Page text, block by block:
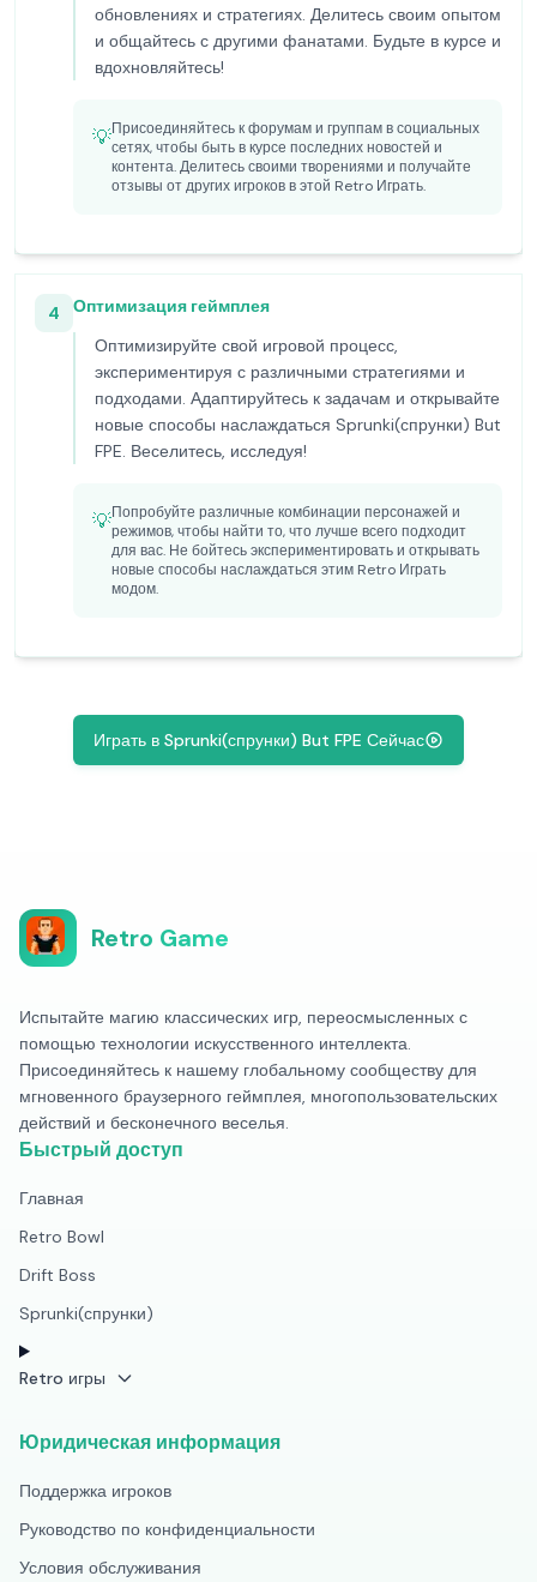
обновлениях и стратегиях. Делитесь своим опытом
и общайтесь с другими фанатами. Будьте в курсе и
вдохновляйтесь!
💡Присоединяйтесь к форумам и группам в социальных
сетях, чтобы быть в курсе последних новостей и
контента. Делитесь своими творениями и получайте
отзывы от других игроков в этой Retro Играть.
4
Оптимизация геймплея
Оптимизируйте свой игровой процесс,
экспериментируя с различными стратегиями и
подходами. Адаптируйтесь к задачам и открывайте
новые способы наслаждаться Sprunki(спрунки) But
FPE. Веселитесь, исследуя!
💡Попробуйте различные комбинации персонажей и
режимов, чтобы найти то, что лучше всего подходит
для вас. Не бойтесь экспериментировать и открывать
новые способы наслаждаться этим Retro Играть
модом.
Играть в Sprunki(спрунки) But FPE Сейчас
Retro Game
Испытайте магию классических игр, переосмысленных с
помощью технологии искусственного интеллекта.
Присоединяйтесь к нашему глобальному сообществу для
мгновенного браузерного геймплея, многопользовательских
действий и бесконечного веселья.
Быстрый доступ
Главная
Retro Bowl
Drift Boss
Sprunki(спрунки)
Retro игры
Юридическая информация
Поддержка игроков
Руководство по конфиденциальности
Условия обслуживания